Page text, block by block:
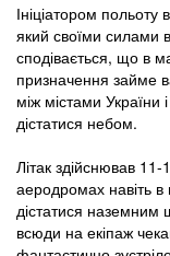
Ініціатором польоту
який своїми силами
сподівається, що в
призначення займе
між містами
дістатися небом.
Літак здійснював
аеродромах навіть
дістатися
всюди на екіпаж